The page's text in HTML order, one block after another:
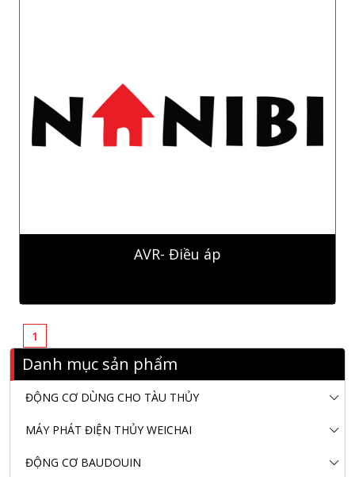
Danh mục sản phẩm
ĐỘNG CƠ DÙNG CHO TÀU THỦY
MÁY PHÁT ĐIỆN THỦY WEICHAI
ĐỘNG CƠ BAUDOUIN
AVR- Điều áp
1